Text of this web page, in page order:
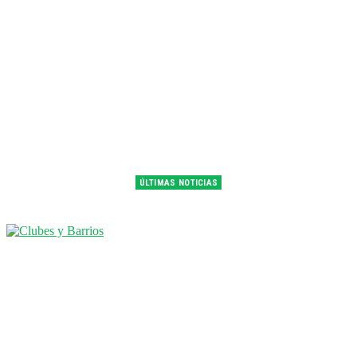
ÚLTIMAS NOTICIAS